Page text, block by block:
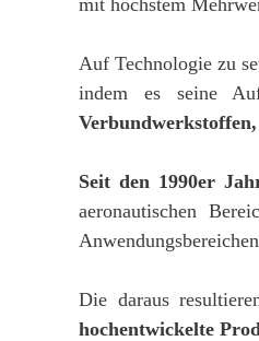
mit höchstem
Auf Technologie zu
indem es seine
Seit den 1990er
aeronautischen
Die daraus
hochentwickelte